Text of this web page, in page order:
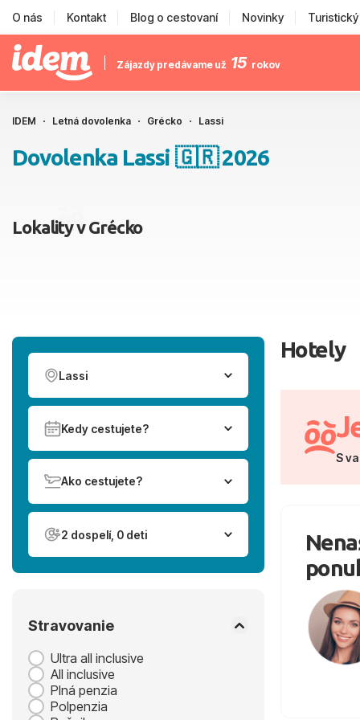
O nás Kontakt Blog o cestovaní Novinky
Zájazdy predávame už 15 rokov
IDEM Letná dovolenka Grécko Lassi
Dovolenka Lassi 🇬🇷 2026
Lokality v Grécko
Lassi
Kedy cestujete?
Ako cestujete?
2 dospelí, 0 deti
Stravovanie
Ultra all inclusive
All inclusive
Plná penzia
Polpenzia
Hotely
S